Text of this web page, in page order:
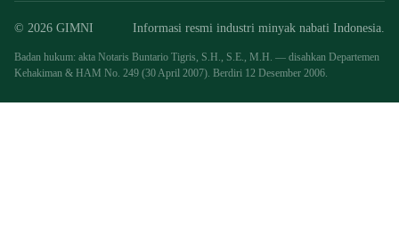
© 2026 GIMNI Informasi resmi industri minyak nabati Indonesia.
Badan hukum: akta Notaris Buntario Tigris, S.H., S.E., M.H. — disahkan Departemen
Kehakiman & HAM No. 249 (30 April 2007). Berdiri 12 Desember 2006.